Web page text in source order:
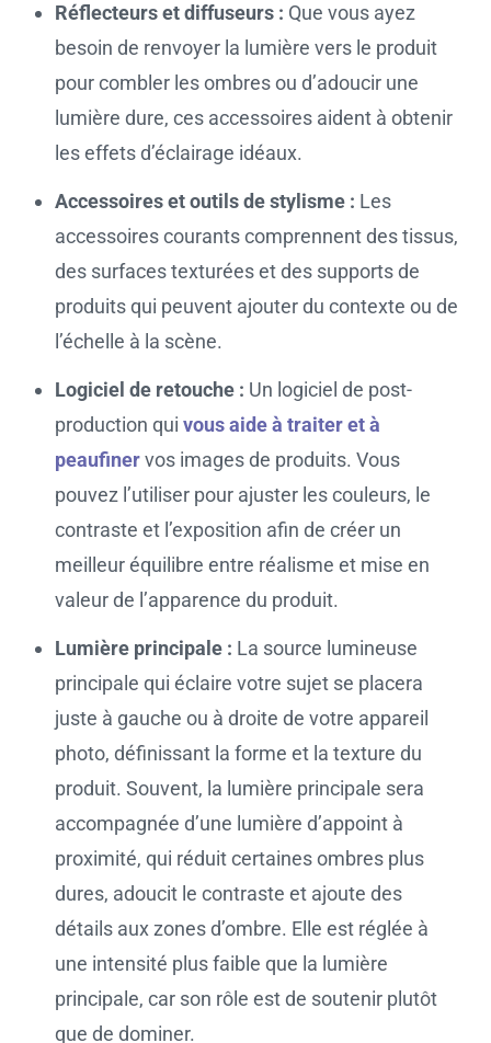
Réflecteurs et diffuseurs : Que vous ayez
besoin de renvoyer la lumière vers le produit
pour combler les ombres ou d’adoucir une
lumière dure, ces accessoires aident à obtenir
les effets d’éclairage idéaux.
Accessoires et outils de stylisme : Les
accessoires courants comprennent des tissus,
des surfaces texturées et des supports de
produits qui peuvent ajouter du contexte ou de
l’échelle à la scène.
Logiciel de retouche : Un logiciel de post-
production qui vous aide à traiter et à
peaufinervos images de produits. Vous
pouvez l’utiliser pour ajuster les couleurs, le
contraste et l’exposition afin de créer un
meilleur équilibre entre réalisme et mise en
valeur de l’apparence du produit.
Lumière principale : La source lumineuse
principale qui éclaire votre sujet se placera
juste à gauche ou à droite de votre appareil
photo, définissant la forme et la texture du
produit. Souvent, la lumière principale sera
accompagnée d’une lumière d’appoint à
proximité, qui réduit certaines ombres plus
dures, adoucit le contraste et ajoute des
détails aux zones d’ombre. Elle est réglée à
une intensité plus faible que la lumière
principale, car son rôle est de soutenir plutôt
que de dominer.